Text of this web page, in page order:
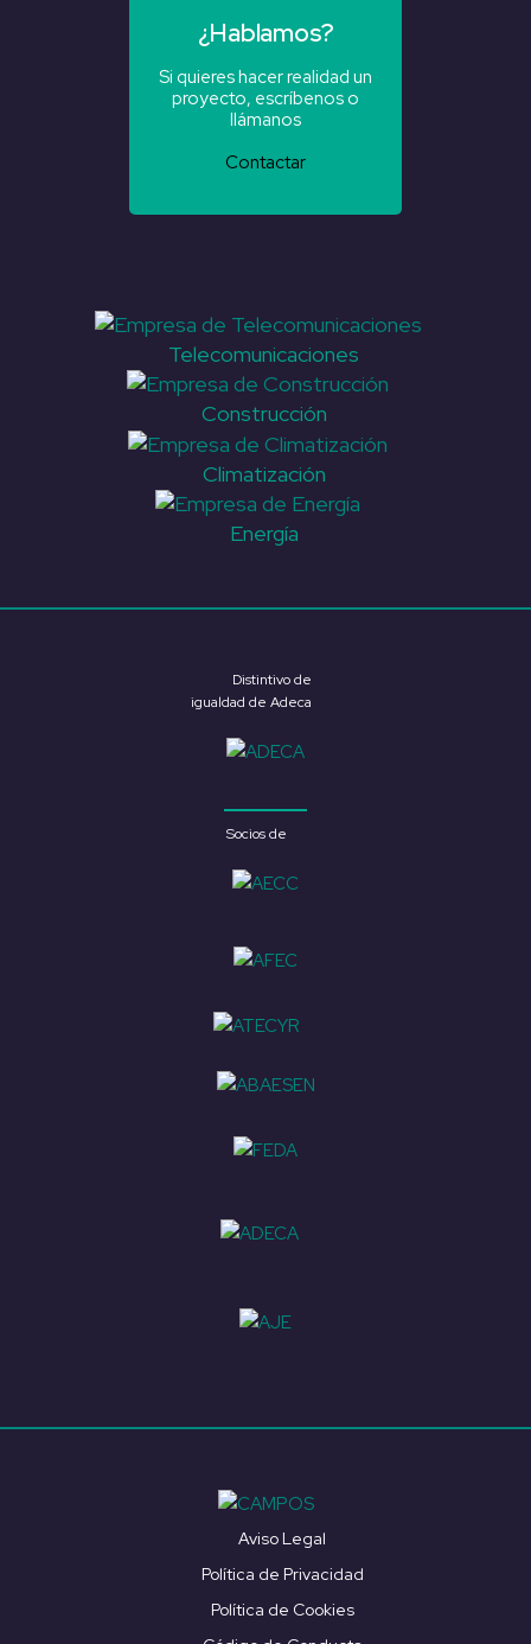
¿Hablamos?
Si quieres hacer realidad un
proyecto, escríbenos o
llámanos
Contactar
Telecomunicaciones
Construcción
Climatización
Energía
Distintivo de
igualdad de Adeca
Socios de
Aviso Legal
Política de Privacidad
Política de Cookies